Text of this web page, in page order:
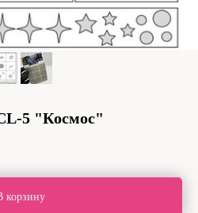
5 "Космос"
корзину